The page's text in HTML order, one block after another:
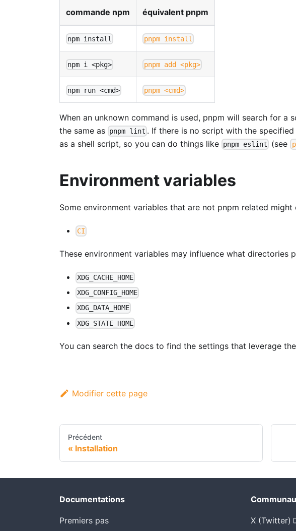
commande npm équivalent pnpm
npm install pnpm install
npm i <pkg> pnpm add <pkg>
npm run <cmd> pnpm <cmd>
When an unknown command is used, pnpm will search for a
the same as pnpm lint . If there is no script with the
as a shell script, so you can do things like pnpm eslint (see
Environment variables
Some environment variables that are not pnpm related
CI
These environment variables may influence what
XDG_CACHE_HOME
XDG_CONFIG_HOME
XDG_DATA_HOME
XDG_STATE_HOME
You can search the docs to find the settings that leverage
Modifier cette page
Précédent
Installation
Documentations
Premiers pas X (Twitter)